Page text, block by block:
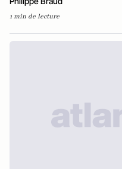
1 min de lecture